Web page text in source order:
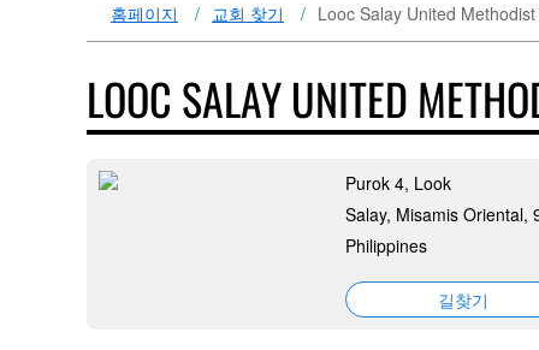
홈페이지 교회 찾기 Looc Salay United
LOOC SALAY UNITED
Purok 4, Look
Salay, Misamis Oriental,
Philippines
길찾기